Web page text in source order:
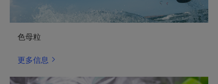
色母粒
更多信息